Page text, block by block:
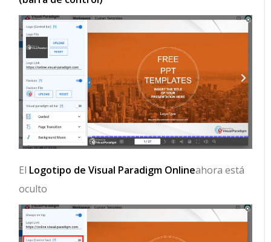
El Logotipo de Visual Paradigm Onlineahora está
oculto